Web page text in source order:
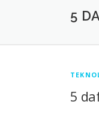
5
5